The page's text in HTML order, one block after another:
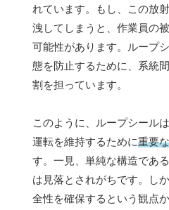
れています。もし、この放
洩してしまうと、作業員の
可能性があります。ループ
態を防止するために、系統
割を担っています。
このように、ループシール
運転を維持するために重要
す。一見、単純な構造であ
は見落とされがちです。し
全性を確保するという観点